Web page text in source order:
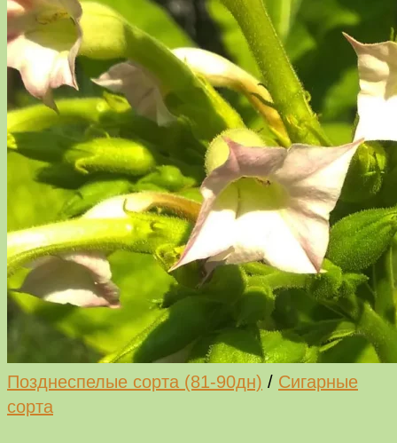
—
характеристика
и
описание
Позднеспелые сорта (81-90дн) / Сигарные
сорта